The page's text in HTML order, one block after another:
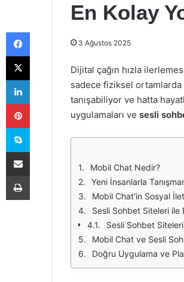
En Kolay
3 Ağustos 2025
Dijital çağın hızla
sadece fiziksel
tanışabiliyor ve hatta
uygulamaları ve sesli
Mobil Chat Nedir?
Yeni İnsanlarla
Mobil Chat'in Sosyal
Sesli Sohbet Siteleri ile
Sesli Sohbet
Mobil Chat ve Sesli
Doğru Uygulama ve
Facebook
X
LinkedIn
Pinterest
Skype
E-Posta ile paylaş